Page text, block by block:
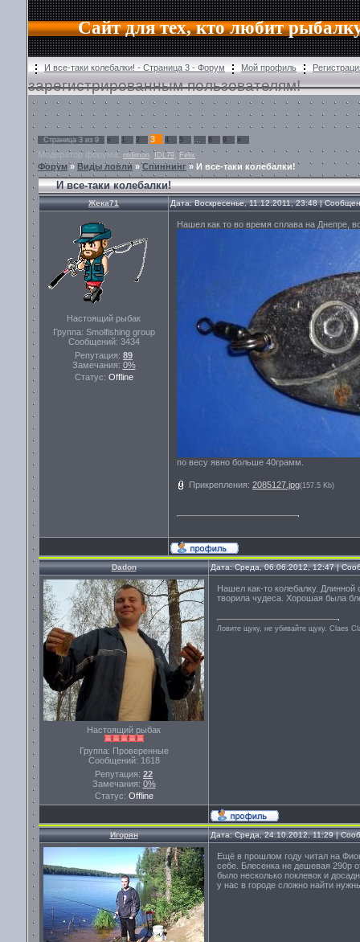
Сайт для тех, кто любит
И все-таки колебалки! - Страница 3 - Форум Мой профиль
зарегистрированным пользователям!
Страница 3 из 9 « 1 2 3 4 5 … 8 9 »
Модератор форума: ntdimon , IDL79 , Felix
Форум» Виды ловли »Спиннинг » И все-таки колебалки!
И все-таки колебалки!
Жека71 Дата: Воскресенье, 11.12.2011, 23:48 |
Настоящий рыбак
Группа: Smolfishing group
Сообщений: 3434
Репутация: 89
Замечания: 0%
Статус: Offline
Нашел как то во время сплава на Днепре,
по весу явно больше 40грамм.
Прикрепления: 2085127.jpg(157.5 Kb)
Dadon Дата: Среда, 06.06.2012, 12:47 |
Настоящий рыбак
Группа: Проверенные
Сообщений: 1618
Репутация: 22
Замечания: 0%
Статус: Offline
Нашел как-то колебалку. Длинной
творила чудеса. Хорошая была
Ловите щуку, не убивайте щуку. Сlaes
Игорян Дата: Среда, 24.10.2012, 11:29 |
Ещё в прошлом году читал на
себе. Блесенка не дешевая 290р
было несколько поклевок и
у нас в городе сложно найти